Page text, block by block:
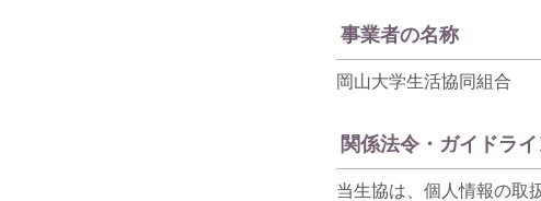
事業者の名称
岡山大学生活協同組合
関係法令・ガイドラ
当生協は、個人情報の取